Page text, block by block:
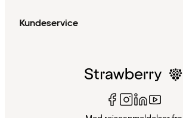
Kundeservice